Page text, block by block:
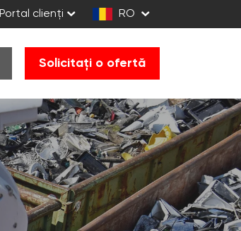
Portal clienți RO
Solicitați o ofertă